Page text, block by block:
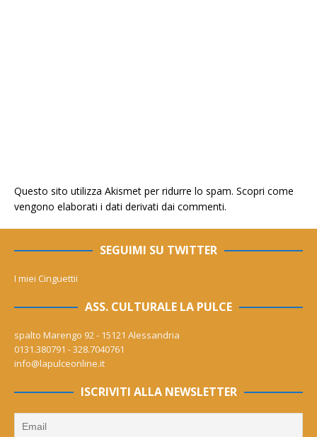
Questo sito utilizza Akismet per ridurre lo spam. Scopri come
vengono elaborati i dati derivati dai commenti.
SEGUIMI SU TWITTER
I miei Cinguettii
ASS. CULTURALE LA PULCE
spalto Marengo 92 - 15121 Alessandria
0131.380791 - 328.7040761
info@lapulceonline.it
ISCRIVITI ALLA NEWSLETTER